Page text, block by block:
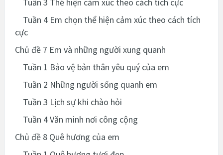
Tuần 4 Em chọn thể hiện cảm xúc theo cách tích
cực
Chủ đề 7 Em và những người xung quanh
Tuần 1 Bảo vệ bản thân yêu quý của em
Tuần 2 Những người sống quanh em
Tuần 3 Lịch sự khi chào hỏi
Tuần 4 Văn minh nơi công cộng
Chủ đề 8 Quê hương của em